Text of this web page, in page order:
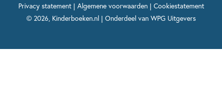
Maxi & Helium
Voor het onderwijs
Privacy statement| Algemene voorwaarden| Cookiestatement
© 2026, Kinderboeken.nl | Onderdeel van WPG Uitgevers